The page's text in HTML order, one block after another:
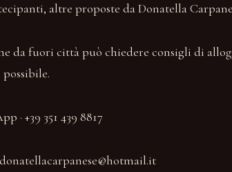
altre proposte da Donatella
da fuori città può chiedere consigli di
· +39 351 439 8817